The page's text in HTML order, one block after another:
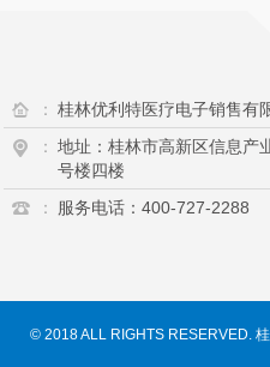
： 桂林优利特医疗电子销售有
： 地址：桂林市高新区信息产
号楼四楼
：
服务电话：400-727-2288
© 2018 ALL RIGHTS RESERVED.